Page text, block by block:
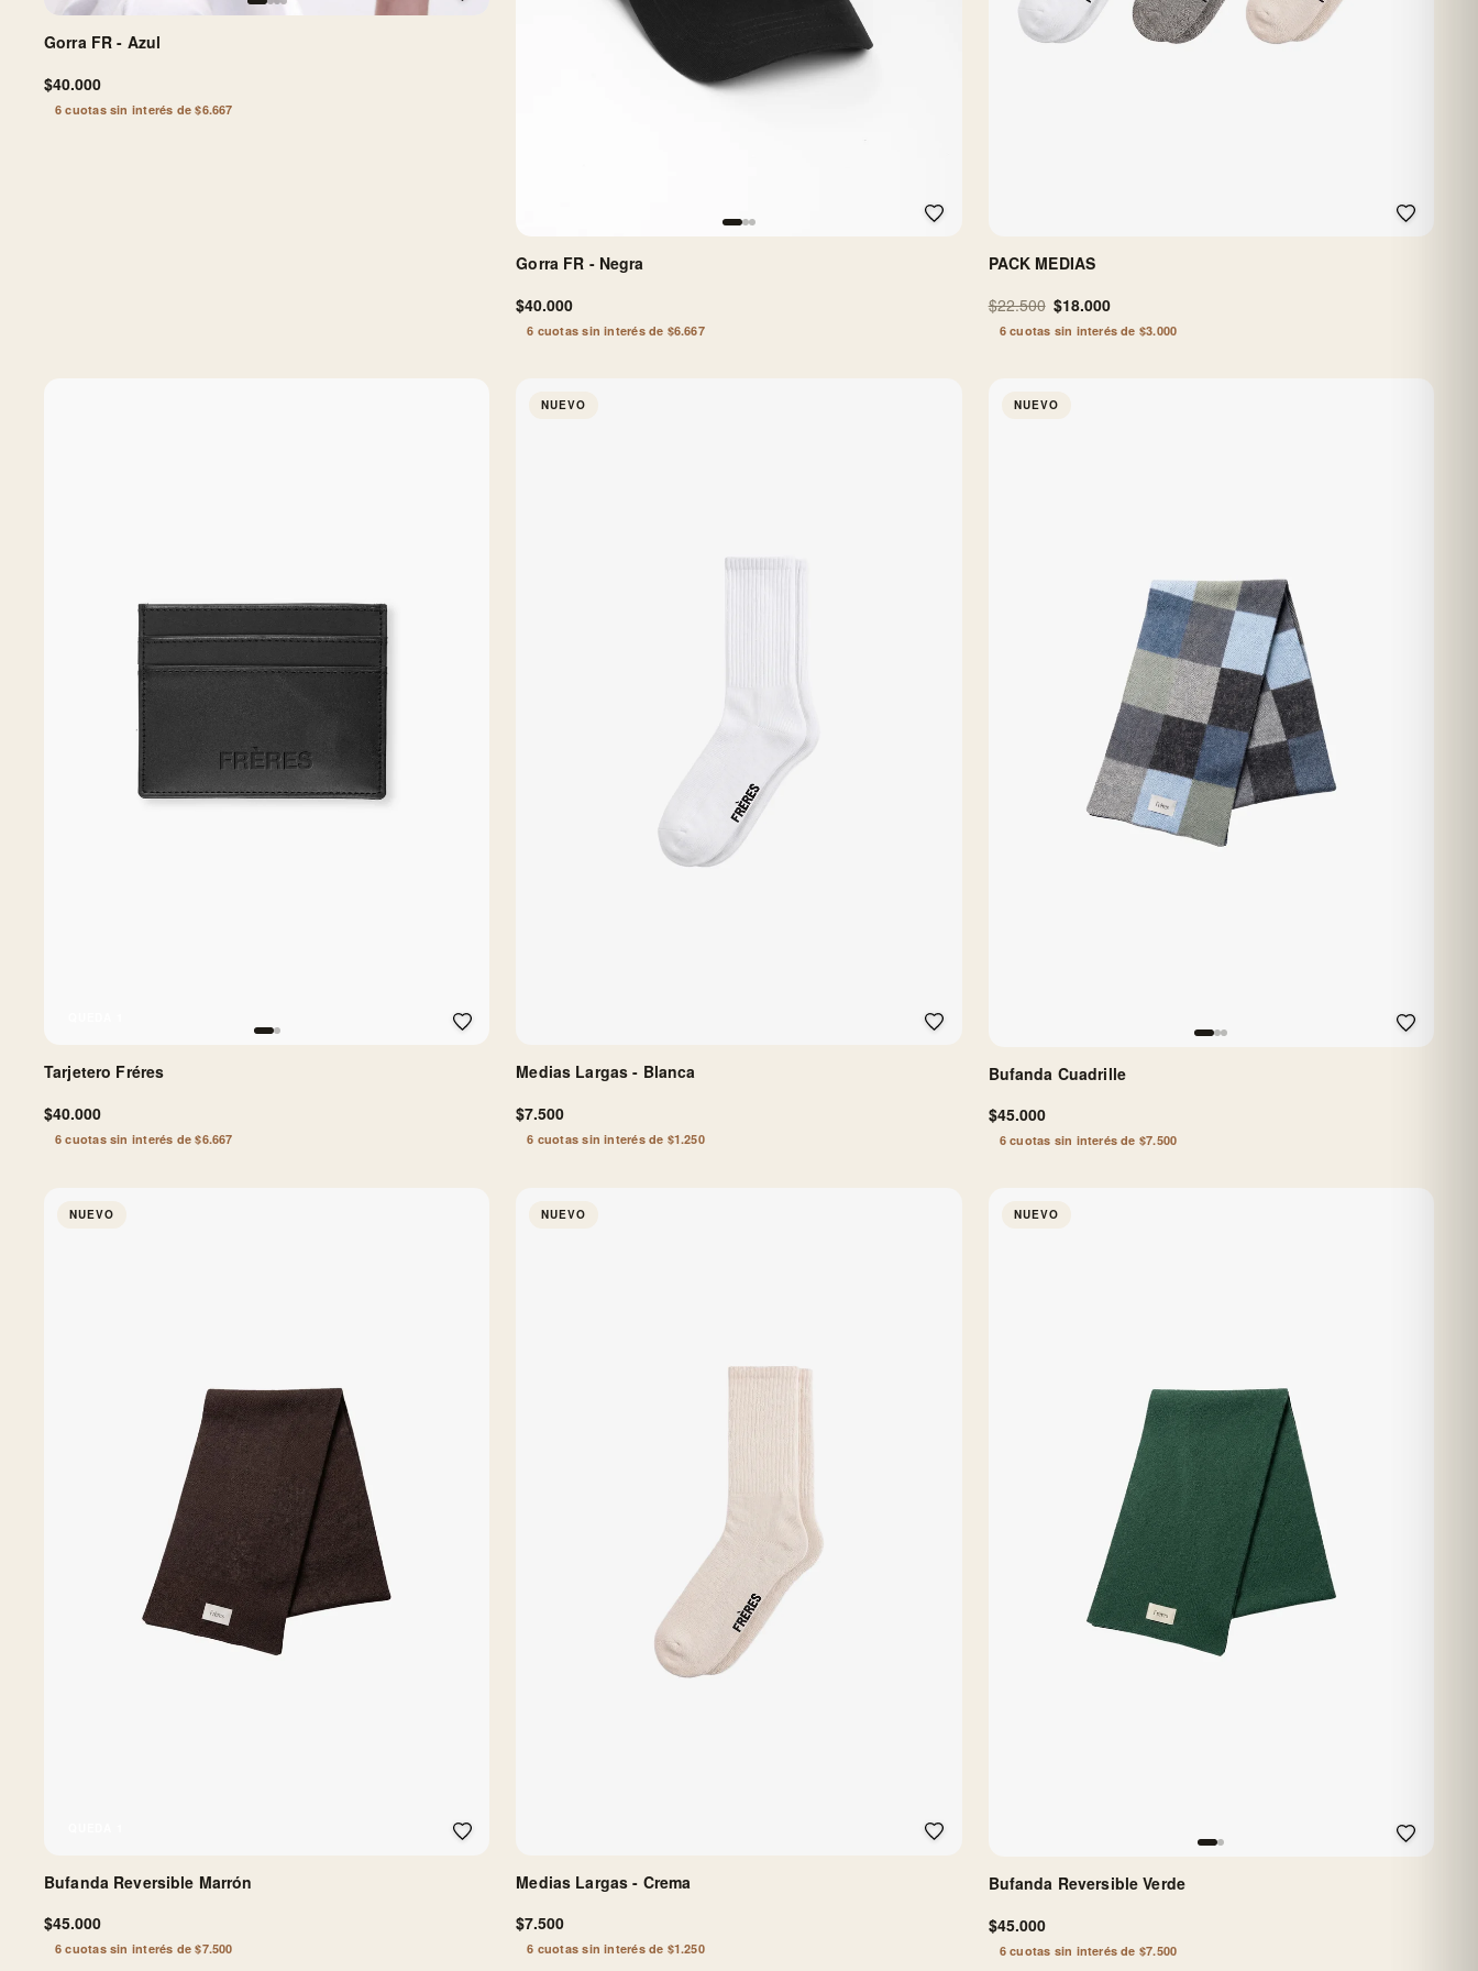
Gorra FR - Azul
$40.000
6 cuotas sin interés de $6.667
Gorra FR - Negra
$40.000
6 cuotas sin interés de $6.667
PACK MEDIAS
$22.500 $18.000
6 cuotas sin interés de $3.000
Tarjetero Fréres
$40.000
6 cuotas sin interés de $6.667
NUEVO
Medias Largas - Blanca
$7.500
6 cuotas sin interés de $1.250
NUEVO
Bufanda Cuadrille
$45.000
6 cuotas sin interés de $7.500
NUEVO
Bufanda Reversible Marrón
$45.000
6 cuotas sin interés de $7.500
NUEVO
Medias Largas - Crema
$7.500
6 cuotas sin interés de $1.250
NUEVO
Bufanda Reversible Verde
$45.000
6 cuotas sin interés de $7.500